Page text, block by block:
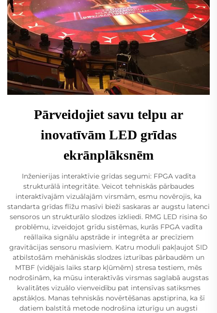
Pārveidojiet savu telpu ar
inovatīvām LED grīdas
ekrānplāksnēm
Inženierijas interaktīvie grīdas segumi: FPGA vadīta
strukturālā integritāte. Veicot tehniskās pārbaudes
interaktīvajām vizuālajām virsmām, esmu novērojis, ka
standarta grīdas flīžu masīvi bieži saskaras ar augstu latenci
sensoros un strukturālo slodzes izkliedi. RMG LED risina šo
problēmu, izveidojot grīdu sistēmas, kurās FPGA vadīta
reāllaika signālu apstrāde ir integrēta ar precīziem
gravitācijas sensoru masīviem. Katru moduli pakļaujot SID
atbilstošām mehāniskās slodzes izturības pārbaudēm un
MTBF (vidējais laiks starp kļūmēm) stresa testiem, mēs
nodrošinām, ka mūsu interaktīvās virsmas saglabā augstas
kvalitātes vizuālo vienveidību pat intensīvas satiksmes
apstākļos. Manas tehniskās novērtēšanas apstiprina, ka šī
datiem balstītā metode nodrošina izturīgu un augsti